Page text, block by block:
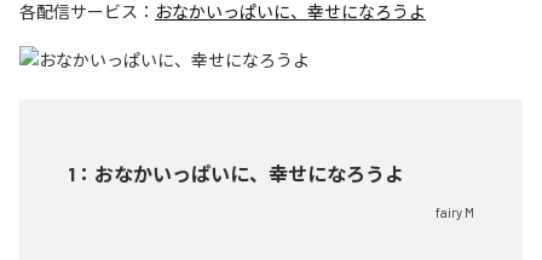
各配信サービス： おなかいっぱいに、幸せになろうよ
1 ： おなかいっぱいに、幸せになろうよ
fairy M